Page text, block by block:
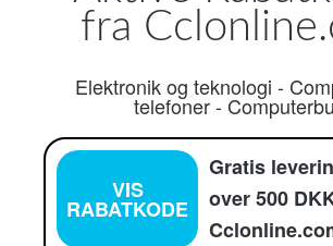
fra
Elektronik og teknologi -
telefoner-
VIS
RABATKODE
Gratis
over 500